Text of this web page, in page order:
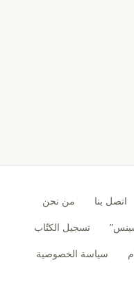
اتصل بنا
من نحن
تسجيل الكتّاب
سياسة الخصوصية